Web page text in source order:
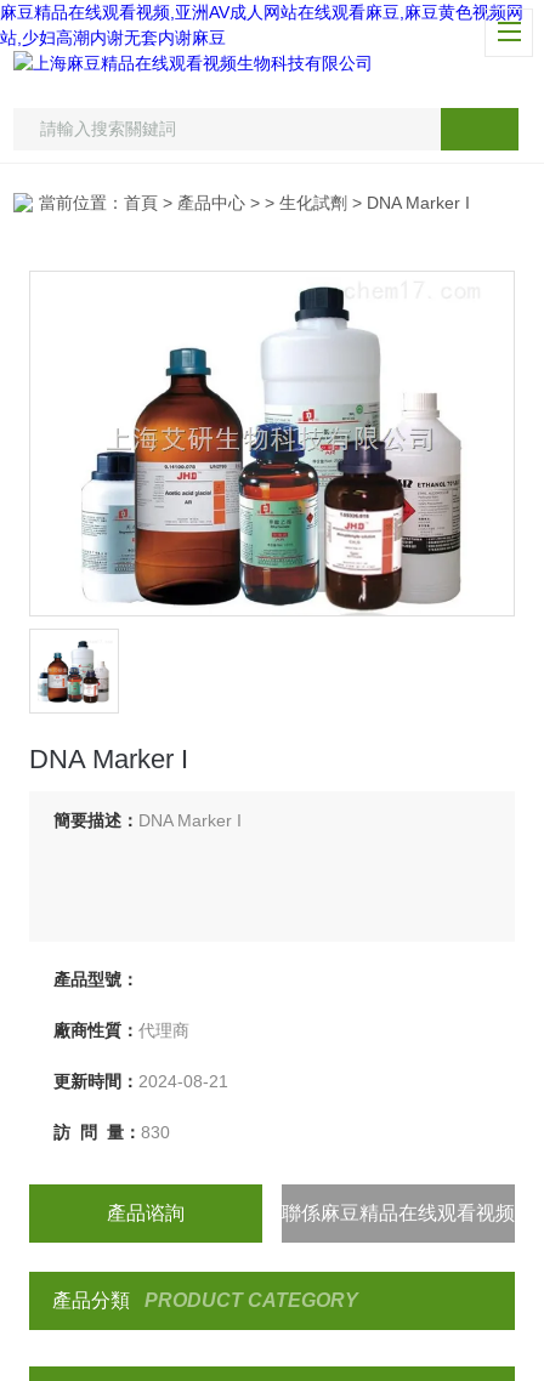
麻豆精品在线观看视频,亚洲AV成人网站在线观看麻豆,麻豆黄色视频网
站,少妇高潮内谢无套内谢麻豆
當前位置：首頁 > 產品中心 > >生化試劑 > DNA Marker I
DNA Marker I
簡要描述： DNA Marker I
產品型號：
廠商性質： 代理商
更新時間： 2024-08-21
訪 問 量： 830
產品谘詢 聯係麻豆精品在线观看视频
產品分類 PRODUCT CATEGORY